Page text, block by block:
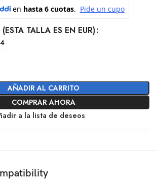
TALLA ES EN EUR)
AÑADIR AL CARRITO
COMPRAR AHORA
a la lista de deseos